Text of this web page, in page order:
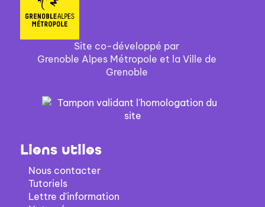
Site co-développé par
Grenoble Alpes Métropole et la Ville de
Grenoble
Liens utiles
Nous contacter
Tutoriels
Lettre d'information